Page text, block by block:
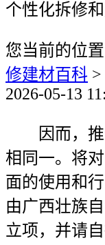
个性化拆修
您当前的位置
修建材百科 >
2026-05-13
因而，推
相同一。将
面的使用和
由广西壮族
立项，并请